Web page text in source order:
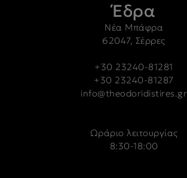
Έδρα
Νέα Μπάφρα
62047, Σέρρες
+30 23240-81281
+30 23240-81287
info@theodoridistires.gr
Ωράριο λειτουργίας
8:30-18:00